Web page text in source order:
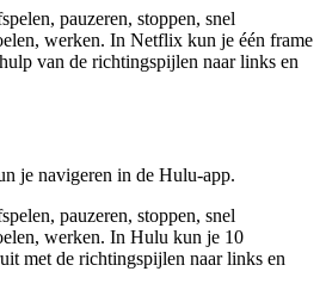
pauzeren, stoppen, snel
werken. In Netflix kun je één frame
van de richtingspijlen naar links en
je navigeren in de Hulu-app.
pauzeren, stoppen, snel
werken. In Hulu kun je 10
met de richtingspijlen naar links en